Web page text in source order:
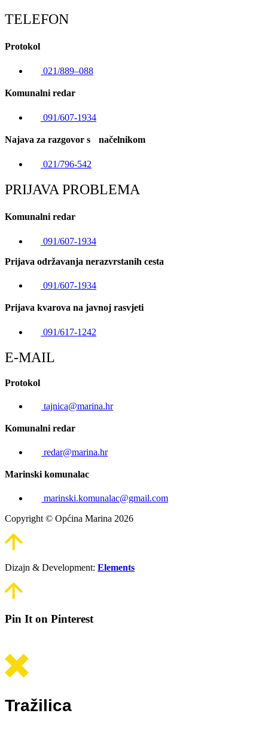
TELEFON
Protokol
021/889–088
Komunalni redar
091/607-1934
Najava za razgovor s načelnikom
021/796-542
PRIJAVA PROBLEMA
Komunalni redar
091/607-1934
Prijava održavanja nerazvrstanih cesta
091/607-1934
Prijava kvarova na javnoj rasvjeti
091/617-1242
E-MAIL
Protokol
tajnica@marina.hr
Komunalni redar
redar@marina.hr
Marinski komunalac
marinski.komunalac@gmail.com
Copyright © Općina Marina 2026
Dizajn & Development: Elements
Pin It on Pinterest
Tražilica